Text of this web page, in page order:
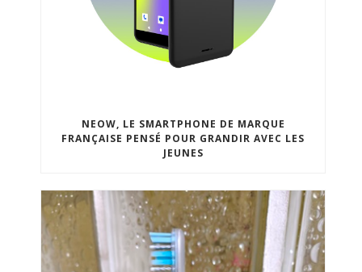
NEOW, LE SMARTPHONE DE MARQUE
FRANÇAISE PENSÉ POUR GRANDIR AVEC LES
JEUNES